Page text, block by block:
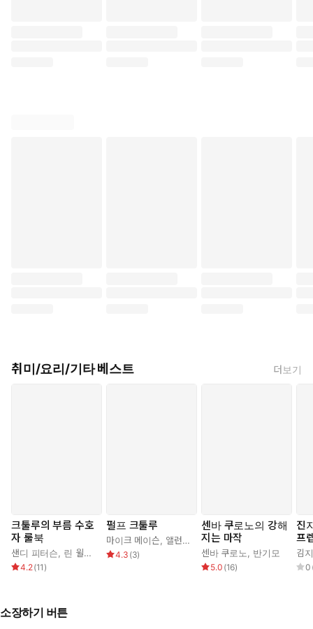
취미/요리/기타 베스트 더보기
크툴루의 부름 수호
자 룰북
샌디 피터슨, 린 윌리스 ,폴 프리커
4.2(11 )
펄프 크툴루
마이크 메이슨, 앨런 블라이 ,제임스 라우더 제프 티드
4.3 (3)
센바 쿠로노의 강해
지는 마작
센바 쿠로노, 반기모
5.0 (16)
진
프
김
0
소장하기 버튼